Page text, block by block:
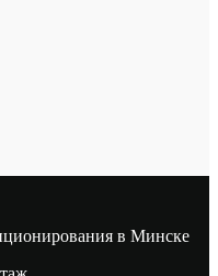
в Минске